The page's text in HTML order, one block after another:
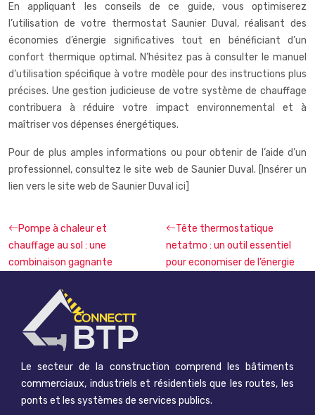
En appliquant les conseils de ce guide, vous optimiserez
l’utilisation de votre thermostat Saunier Duval, réalisant des
économies d’énergie significatives tout en bénéficiant d’un
confort thermique optimal. N’hésitez pas à consulter le manuel
d’utilisation spécifique à votre modèle pour des instructions plus
précises. Une gestion judicieuse de votre système de chauffage
contribuera à réduire votre impact environnemental et à
maîtriser vos dépenses énergétiques.
Pour de plus amples informations ou pour obtenir de l’aide d’un
professionnel, consultez le site web de Saunier Duval. [Insérer un
lien vers le site web de Saunier Duval ici]
Pompe à chaleur et
chauffage au sol : une
combinaison gagnante
Tête thermostatique
netatmo : un outil essentiel
pour economiser de l’énergie
Le secteur de la construction comprend les bâtiments
commerciaux, industriels et résidentiels que les routes, les
ponts et les systèmes de services publics.